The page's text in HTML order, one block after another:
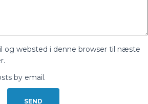
og websted i denne browser til næste
by email.